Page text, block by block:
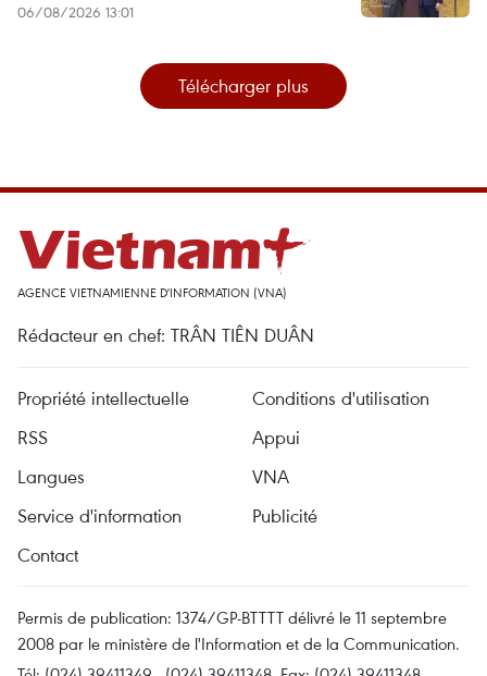
06/08/2026 13:01
Télécharger plus
AGENCE VIETNAMIENNE D'INFORMATION (VNA)
Rédacteur en chef: TRÂN TIÊN DUÂN
Propriété intellectuelle
Conditions d'utilisation
RSS
Appui
Langues
VNA
Service d'information
Publicité
Contact
Permis de publication: 1374/GP-BTTTT délivré le 11 septembre
2008 par le ministère de l'Information et de la Communication.